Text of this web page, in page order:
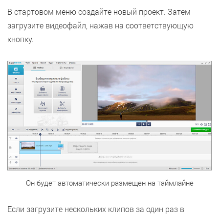
В стартовом меню создайте новый проект. Затем
загрузите видеофайл, нажав на соответствующую
кнопку.
Он будет автоматически размещен на таймлайне
Если загрузите нескольких клипов за один раз в